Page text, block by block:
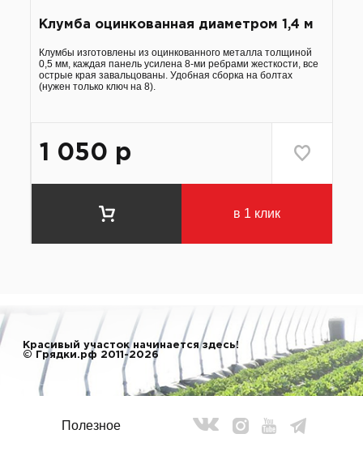
Клумба оцинкованная диаметром 1,4 м
Клумбы изготовлены из оцинкованного металла толщиной
0,5 мм, каждая панель усилена 8-ми ребрами жесткости, все
острые края завальцованы. Удобная сборка на болтах
(нужен только ключ на 8).
1 050 р
в 1 клик
Красивый участок начинается здесь!
© Грядки.рф 2011-2026
Полезное